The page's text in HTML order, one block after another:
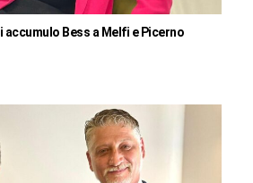
accumulo Bess a Melfi e Picerno